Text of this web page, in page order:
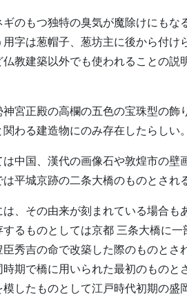
ギのもつ独特の臭気が魔除けにもな
字は葱帽子、葱坊主に後から付け
教建築以外でも使われることの説
宮正殿の高欄の五色の宝珠型の飾
わる建造物にのみ存在したらしい。
中国、漢代の画像石や敦煌市の壁
平城京跡の二条大橋のものとされ
、その由来が刻まれている場合も
るものとしては京都 三条大橋に一
秀吉の命で改築した際のものとさ
期で橋に用いられた最初のものと
したものとして江戸時代初期の盛